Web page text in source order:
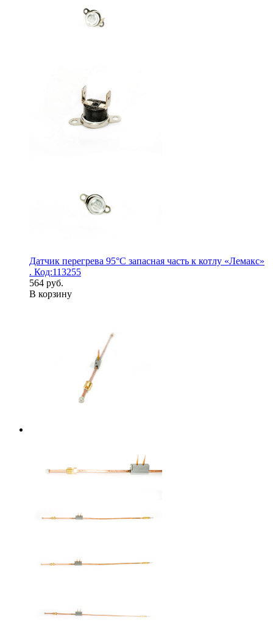
Датчик перегрева 95°С запасная часть к котлу «Лемакс»
. Код:113255
564 руб.
В корзину